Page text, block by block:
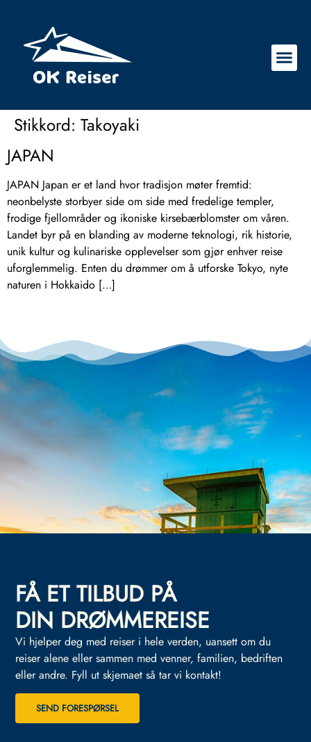
Stikkord: Takoyaki
JAPAN
JAPAN Japan er et land hvor tradisjon møter fremtid:
neonbelyste storbyer side om side med fredelige templer,
frodige fjellområder og ikoniske kirsebærblomster om våren.
Landet byr på en blanding av moderne teknologi, rik historie,
unik kultur og kulinariske opplevelser som gjør enhver reise
uforglemmelig. Enten du drømmer om å utforske Tokyo, nyte
naturen i Hokkaido […]
FÅ ET TILBUD PÅ
DIN DRØMMEREISE
Vi hjelper deg med reiser i hele verden, uansett om du
reiser alene eller sammen med venner, familien, bedriften
eller andre. Fyll ut skjemaet så tar vi kontakt!
SEND FORESPØRSEL